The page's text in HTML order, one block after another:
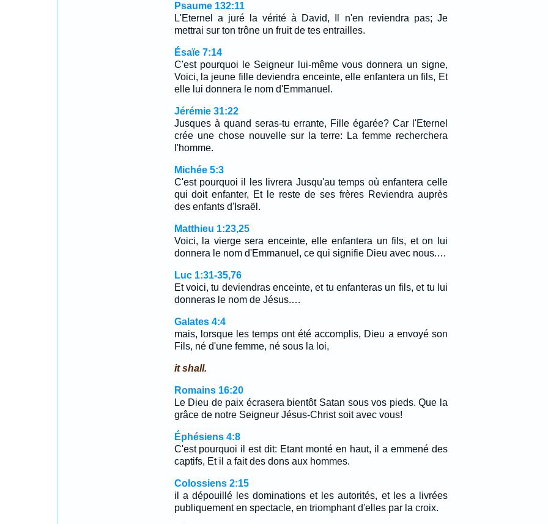
Psaume 132:11
L'Eternel a juré la vérité à David, Il n'en reviendra pas; Je
mettrai sur ton trône un fruit de tes entrailles.
Ésaïe 7:14
C'est pourquoi le Seigneur lui-même vous donnera un signe,
Voici, la jeune fille deviendra enceinte, elle enfantera un fils, Et
elle lui donnera le nom d'Emmanuel.
Jérémie 31:22
Jusques à quand seras-tu errante, Fille égarée? Car l'Eternel
crée une chose nouvelle sur la terre: La femme recherchera
l'homme.
Michée 5:3
C'est pourquoi il les livrera Jusqu'au temps où enfantera celle
qui doit enfanter, Et le reste de ses frères Reviendra auprès
des enfants d'Israël.
Matthieu 1:23,25
Voici, la vierge sera enceinte, elle enfantera un fils, et on lui
donnera le nom d'Emmanuel, ce qui signifie Dieu avec nous.…
Luc 1:31-35,76
Et voici, tu deviendras enceinte, et tu enfanteras un fils, et tu lui
donneras le nom de Jésus.…
Galates 4:4
mais, lorsque les temps ont été accomplis, Dieu a envoyé son
Fils, né d'une femme, né sous la loi,
it shall.
Romains 16:20
Le Dieu de paix écrasera bientôt Satan sous vos pieds. Que la
grâce de notre Seigneur Jésus-Christ soit avec vous!
Éphésiens 4:8
C'est pourquoi il est dit: Etant monté en haut, il a emmené des
captifs, Et il a fait des dons aux hommes.
Colossiens 2:15
il a dépouillé les dominations et les autorités, et les a livrées
publiquement en spectacle, en triomphant d'elles par la croix.